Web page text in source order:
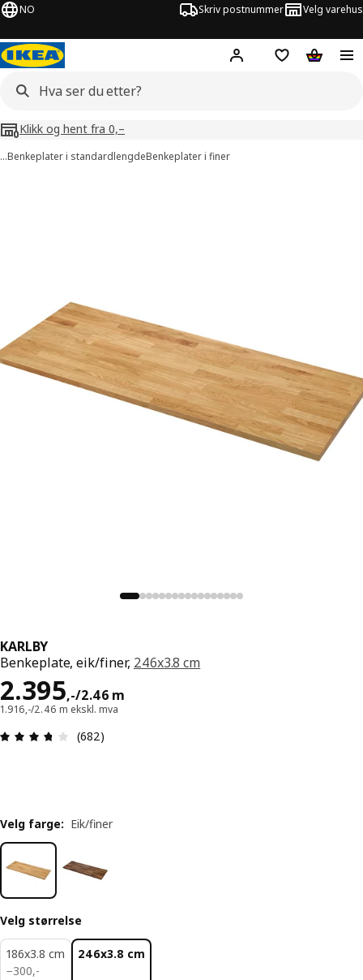
NO Skriv postnummer Velg varehus
Hej! Logg innHuskeliste
Klikk og hent fra 0,–
…Benkeplater i standardlengdeBenkeplater i finer
KARLBY
Benkeplate, eik/finer, 246x3.8 cm
2.395,-/2.46 m
Pris 2395,-/2.46 m
1.916,-/2.46 m ekskl. mva
Produktomtale: 3.7 ingen kundevurdering 5
(682)
Velg farge: Eik/finer
Velg størrelse
186x3.8 cm
−300,-
300,-
246x3.8 cm